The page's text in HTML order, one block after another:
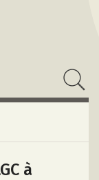
à